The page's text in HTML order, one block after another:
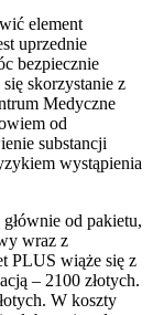
element
uprzednie
bezpiecznie
skorzystanie z
Medyczne
od
substancji
wystąpienia
od pakietu,
wraz z
PLUS wiąże się z
– 2100 złotych.
W koszty